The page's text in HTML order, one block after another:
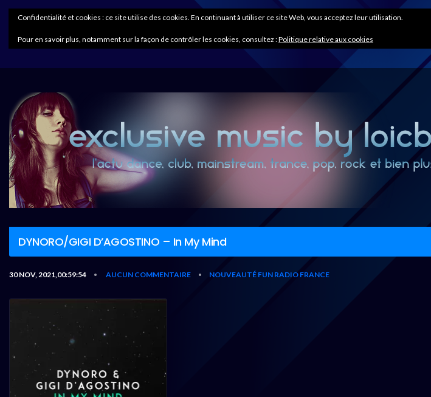
DYNORO/GIGI D’AGOSTINO – In My Mind
30 NOV, 2021,00:59:54 • AUCUN COMMENTAIRE • NOUVEAUTÉ FUN RADIO FRANCE
Confidentialité et cookies : ce site utilise des cookies. En continuant à utiliser ce site Web, vous acceptez leur utilisation.
Pour en savoir plus, notamment sur la façon de contrôler les cookies, consultez :Politique relative aux cookies